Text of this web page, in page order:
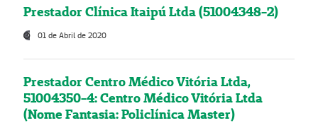
Prestador Clínica Itaipú Ltda (51004348-2)
01 de Abril de 2020
Prestador Centro Médico Vitória Ltda,
51004350-4: Centro Médico Vitória Ltda
(Nome Fantasia: Policlínica Master)